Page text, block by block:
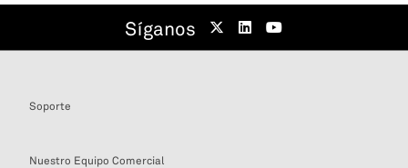
Síganos
Soporte
Nuestro Equipo Comercial